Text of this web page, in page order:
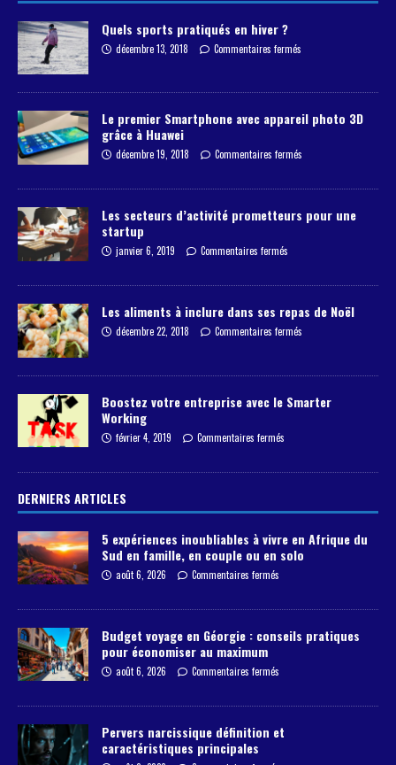
Quels sports pratiqués en hiver ?
décembre 13, 2018 Commentaires fermés
Le premier Smartphone avec appareil photo 3D
grâce à Huawei
décembre 19, 2018 Commentaires fermés
Les secteurs d’activité prometteurs pour une
startup
janvier 6, 2019 Commentaires fermés
Les aliments à inclure dans ses repas de Noël
décembre 22, 2018 Commentaires fermés
Boostez votre entreprise avec le Smarter
Working
février 4, 2019 Commentaires fermés
DERNIERS ARTICLES
5 expériences inoubliables à vivre en Afrique du
Sud en famille, en couple ou en solo
août 6, 2026 Commentaires fermés
Budget voyage en Géorgie : conseils pratiques
pour économiser au maximum
août 6, 2026 Commentaires fermés
Pervers narcissique définition et
caractéristiques principales